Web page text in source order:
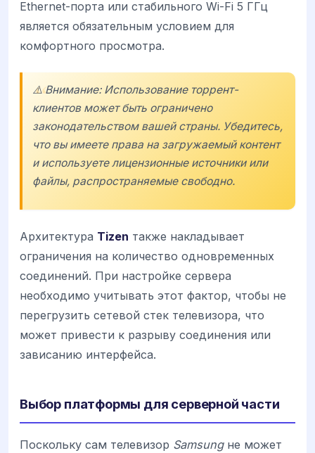
Ethernet-порта или стабильного Wi-Fi 5 ГГц
является обязательным условием для
комфортного просмотра.
⚠️ Внимание: Использование торрент-
клиентов может быть ограничено
законодательством вашей страны. Убедитесь,
что вы имеете права на загружаемый контент
и используете лицензионные источники или
файлы, распространяемые свободно.
Архитектура Tizen также накладывает
ограничения на количество одновременных
соединений. При настройке сервера
необходимо учитывать этот фактор, чтобы не
перегрузить сетевой стек телевизора, что
может привести к разрыву соединения или
зависанию интерфейса.
Выбор платформы для серверной части
Поскольку сам телевизор Samsungне может